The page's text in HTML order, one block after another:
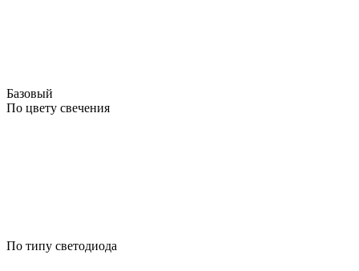
Базовый
По цвету свечения
По типу светодиода